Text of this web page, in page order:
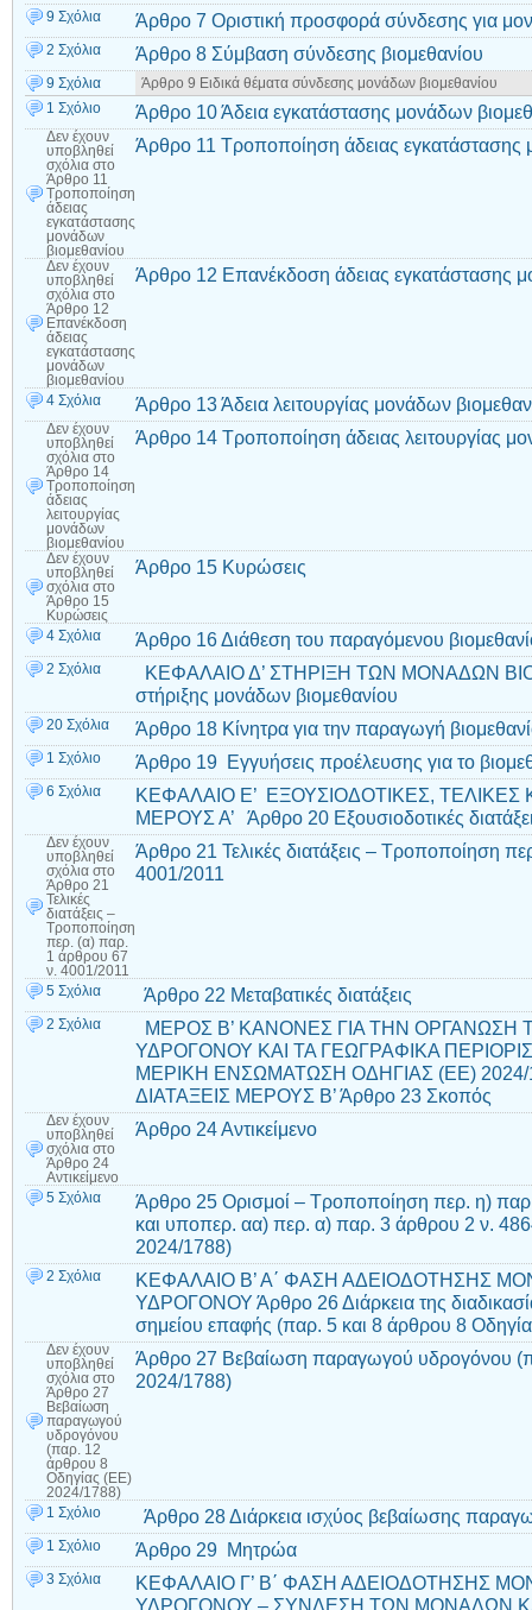
9 Σχόλια Άρθρο 7 Οριστική προσφορά σύνδεσης για
2 Σχόλια Άρθρο 8 Σύμβαση σύνδεσης βιομεθανίου
9 Σχόλια
Άρθρο 9 Ειδικά θέματα σύνδεσης μονάδων βιομεθανίου
1 Σχόλιο
Άρθρο 10 Άδεια εγκατάστασης μονάδων
Δεν έχουν
υποβληθεί
σχόλια στο
Άρθρο 11
Τροποποίηση
άδειας
εγκατάστασης
μονάδων
βιομεθανίου
Άρθρο 11 Τροποποίηση άδειας εγκατάστασης
Δεν έχουν
υποβληθεί
σχόλια στο
Άρθρο 12
Επανέκδοση
άδειας
εγκατάστασης
μονάδων
βιομεθανίου
Άρθρο 12 Επανέκδοση άδειας εγκατάστασης
4 Σχόλια Άρθρο 13 Άδεια λειτουργίας μονάδων
Δεν έχουν
υποβληθεί
σχόλια στο
Άρθρο 14
Τροποποίηση
άδειας
λειτουργίας
μονάδων
βιομεθανίου
Άρθρο 14 Τροποποίηση άδειας λειτουργίας
Δεν έχουν
υποβληθεί
σχόλια στο
Άρθρο 15
Κυρώσεις
Άρθρο 15 Κυρώσεις
4 Σχόλια Άρθρο 16 Διάθεση του παραγόμενου
2 Σχόλια
ΚΕΦΑΛΑΙΟ Δ’ ΣΤΗΡΙΞΗ ΤΩΝ ΜΟΝΑΔΩΝ
στήριξης μονάδων βιομεθανίου
20 Σχόλια Άρθρο 18 Κίνητρα για την παραγωγή
1 Σχόλιο Άρθρο 19 Εγγυήσεις προέλευσης για το
6 Σχόλια
ΚΕΦΑΛΑΙΟ Ε’ ΕΞΟΥΣΙΟΔΟΤΙΚΕΣ, ΤΕΛΙΚΕΣ
ΜΕΡΟΥΣ Α’ Άρθρο 20 Εξουσιοδοτικές
Δεν έχουν
υποβληθεί
σχόλια στο
Άρθρο 21
Τελικές
διατάξεις –
Τροποποίηση
περ. (α) παρ.
1 άρθρου 67
ν. 4001/2011
Άρθρο 21 Τελικές διατάξεις – Τροποποίηση
4001/2011
5 Σχόλια Άρθρο 22 Μεταβατικές διατάξεις
2 Σχόλια
ΜΕΡΟΣ Β’ ΚΑΝΟΝΕΣ ΓΙΑ ΤΗΝ ΟΡΓΑΝΩΣΗ
ΥΔΡΟΓΟΝΟΥ ΚΑΙ ΤΑ ΓΕΩΓΡΑΦΙΚΑ
ΜΕΡΙΚΗ ΕΝΣΩΜΑΤΩΣΗ ΟΔΗΓΙΑΣ (ΕΕ)
ΔΙΑΤΑΞΕΙΣ ΜΕΡΟΥΣ Β’ Άρθρο 23 Σκοπός
Δεν έχουν
υποβληθεί
σχόλια στο
Άρθρο 24
Αντικείμενο
Άρθρο 24 Αντικείμενο
5 Σχόλια
Άρθρο 25 Ορισμοί – Τροποποίηση περ. η)
και υποπερ. αα) περ. α) παρ. 3 άρθρου 2 ν.
2024/1788)
2 Σχόλια
ΚΕΦΑΛΑΙΟ Β’ Α΄ ΦΑΣΗ ΑΔΕΙΟΔΟΤΗΣΗΣ
ΥΔΡΟΓΟΝΟΥ Άρθρο 26 Διάρκεια της
σημείου επαφής (παρ. 5 και 8 άρθρου 8
Δεν έχουν
υποβληθεί
σχόλια στο
Άρθρο 27
Βεβαίωση
παραγωγού
υδρογόνου
(παρ. 12
άρθρου 8
Οδηγίας (ΕΕ)
2024/1788)
Άρθρο 27 Βεβαίωση παραγωγού υδρογόνου
2024/1788)
1 Σχόλιο Άρθρο 28 Διάρκεια ισχύος βεβαίωσης
1 Σχόλιο Άρθρο 29 Μητρώα
3 Σχόλια
ΚΕΦΑΛΑΙΟ Γ’ Β΄ ΦΑΣΗ ΑΔΕΙΟΔΟΤΗΣΗΣ
ΥΔΡΟΓΟΝΟΥ – ΣΥΝΔΕΣΗ ΤΩΝ ΜΟΝΑΔΩΝ